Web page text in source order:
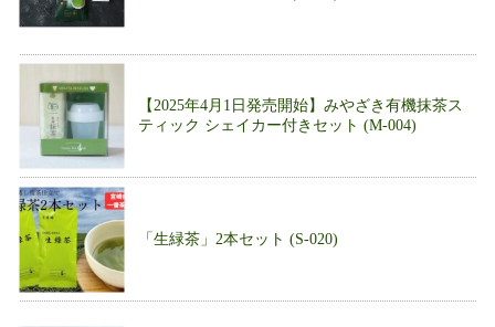
【2025年4月1日発売開始】みやざき有機抹茶ス
ティック シェイカー付きセット (M-004)
「生緑茶」2本セット (S-020)